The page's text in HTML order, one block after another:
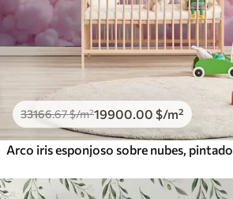
33166.67$/m²19900.00 $/m²
Arco iris esponjoso sobre nubes, pintado